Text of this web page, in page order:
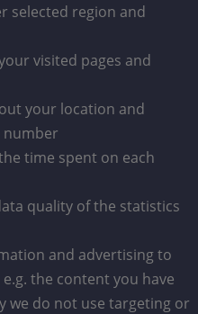
selected region and
visited pages and
your location and
number
time spent on each
quality of the statistics
and advertising to
the content you have
we do not use targeting or